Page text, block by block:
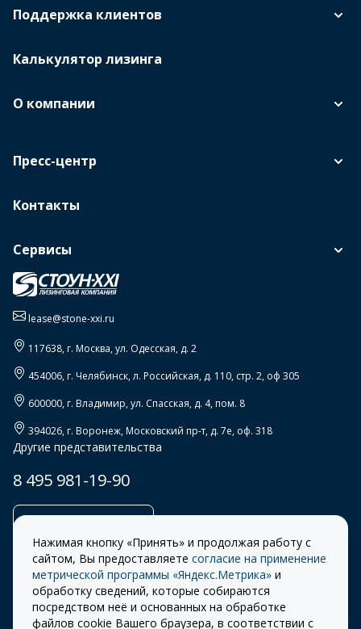
Поддержка клиентов
Калькулятор лизинга
О компании
Пресс-центр
Контакты
Сервисы
lease@stone-xxi.ru
117638, г. Москва,ул. Одесская, д. 2
454006, г. Челябинск,л. Российская, д. 110, стр. 2, оф 305
600000, г. Владимир,ул. Спасская, д. 4, пом. 8
394026, г. Воронеж,Московский пр-т, д. 7е, оф. 318
Другие представительства
8 495 981-19-90
Разработка сайта –
ITECH
Правила
использования cookie
Нажимая кнопку «Принять» и продолжая работу с
сайтом, Вы предоставляете согласие на применение
метрической программы «Яндекс.Метрика» и
обработку сведений, которые собираются
посредством неё и основанных на обработке
файлов cookie Вашего браузера, в соответствии с